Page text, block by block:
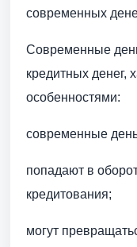
современных
Современные
кредитных денег,
особенностями:
современные
попадают в
кредитования;
могут